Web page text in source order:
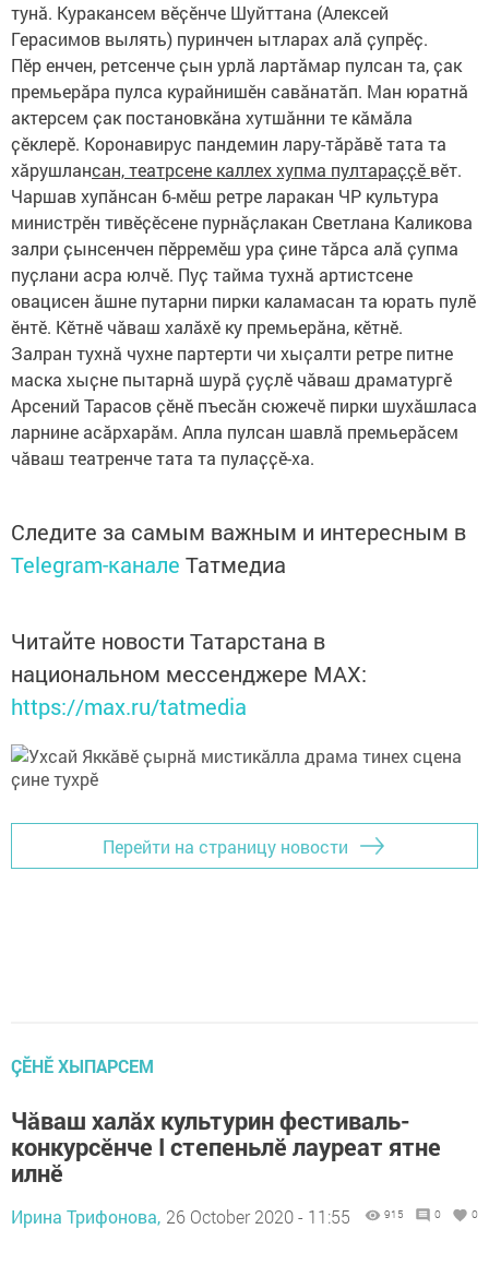
тунӑ. Куракансем вӗҫӗнче Шуйттана (Алексей
Герасимов вылять) пуринчен ытларах алӑ ҫупрӗҫ.
Пӗр енчен, ретсенче ҫын урлӑ лартӑмар пулсан та, ҫак
премьерӑра пулса курайнишӗн савӑнатӑп. Ман юратнӑ
актерсем ҫак постановкӑна хутшӑнни те кӑмӑла
ҫӗклерӗ. Коронавирус пандемин лару-тӑрӑвӗ тата та
хӑрушлансан, театрсене каллех хупма пултараҫҫӗ вӗт.
Чаршав хупӑнсан 6-мӗш ретре ларакан ЧР культура
министрӗн тивӗҫӗсене пурнӑҫлакан Светлана Каликова
залри ҫынсенчен пӗрремӗш ура ҫине тӑрса алӑ ҫупма
пуҫлани асра юлчӗ. Пуҫ тайма тухнӑ артистсене
овацисен ӑшне путарни пирки каламасан та юрать пулӗ
ӗнтӗ. Кӗтнӗ чӑваш халӑхӗ ку премьерӑна, кӗтнӗ.
Залран тухнӑ чухне партерти чи хыҫалти ретре питне
маска хыҫне пытарнӑ шурӑ ҫуҫлӗ чӑваш драматургӗ
Арсений Тарасов ҫӗнӗ пъесӑн сюжечӗ пирки шухӑшласа
ларнине асӑрхарӑм. Апла пулсан шавлӑ премьерӑсем
чӑваш театренче тата та пулаҫҫӗ-ха.
Следите за самым важным и интересным в
Telegram-канале Татмедиа
Читайте новости Татарстана в
национальном мессенджере MАХ:
https://max.ru/tatmedia
Перейти на страницу новости
ÇӖНӖ ХЫПАРСЕМ
Чăваш халăх культурин фестиваль-
конкурсӗнче I степеньлӗ лауреат ятне
илнӗ
Ирина Трифонова, 26 October 2020 - 11:55 915 0 0